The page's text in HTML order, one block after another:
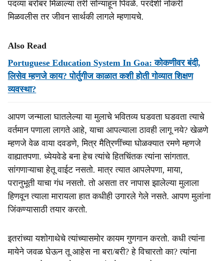
पदव्या बरोबर मिळाल्या तरी सोन्याहून पिवळे. परदेशी नोकरी
मिळवलीस तर जीवन सार्थकी लागले म्हणायचे.
Also Read
Portuguese Education System In Goa: कोकणीवर बंदी,
लिसेव म्हणजे काय? पोर्तुगीज काळात कशी होती गोव्यात शिक्षण
व्यवस्था?
आपण जन्माला घातलेल्या या मुलाचे भवितव्य घडवता घडवता त्याचे
वर्तमान पणाला लागते आहे, याचा आपल्याला ठावही लागू नये? खेळणे
म्हणजे वेळ वाया दवडणे, मित्र मैत्रिणींच्या घोळक्यात रमणे म्हणजे
वाह्यातपणा. ध्येयवेडे बना हेच त्यांचे हितचिंतक त्यांना सांगतात.
सांगणाऱ्याचा हेतू वाईट नसतो. मात्र त्यात आपलेपणा, माया,
परानुभूती याचा गंध नसतो. तो असता तर नापास झालेल्या मुलाला
हिणवून त्याला मारायला हात कधीही उगारले गेले नसते. आपण मुलांना
जिंकण्यासाठी तयार करतो.
इतरांच्या यशोगाथेचे त्यांच्यासमोर कायम गुणगान करतो. कधी त्यांना
मायेने जवळ घेऊन तू आहेस ना बरा/बरी? हे विचारतो का? त्यांना